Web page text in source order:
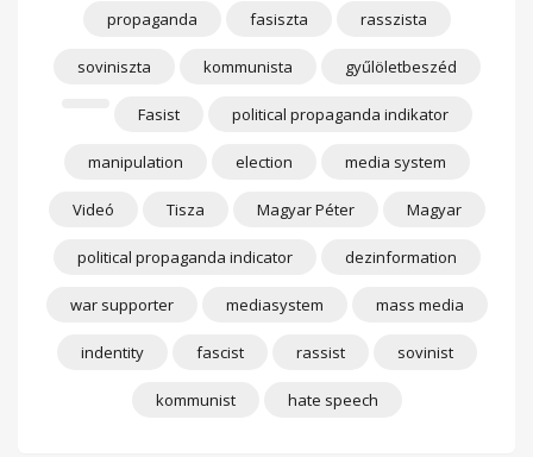
propaganda fasiszta rasszista
soviniszta kommunista gyűlöletbeszéd
Fasist political propaganda indikator
manipulation election media system
Videó Tisza Magyar Péter Magyar
political propaganda indicator dezinformation
war supporter mediasystem mass media
indentity fascist rassist sovinist
kommunist hate speech